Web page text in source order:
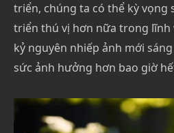
triển, chúng ta có thể kỳ vọng
triển thú vị hơn nữa trong lĩnh
kỷ nguyên nhiếp ảnh mới
sức ảnh hưởng hơn bao giờ